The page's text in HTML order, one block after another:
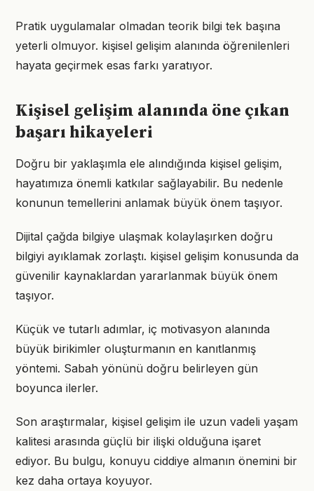
Pratik uygulamalar olmadan teorik bilgi tek başına
yeterli olmuyor. kişisel gelişim alanında öğrenilenleri
hayata geçirmek esas farkı yaratıyor.
Kişisel gelişim alanında öne çıkan
başarı hikayeleri
Doğru bir yaklaşımla ele alındığında kişisel gelişim,
hayatımıza önemli katkılar sağlayabilir. Bu nedenle
konunun temellerini anlamak büyük önem taşıyor.
Dijital çağda bilgiye ulaşmak kolaylaşırken doğru
bilgiyi ayıklamak zorlaştı. kişisel gelişim konusunda da
güvenilir kaynaklardan yararlanmak büyük önem
taşıyor.
Küçük ve tutarlı adımlar, iç motivasyon alanında
büyük birikimler oluşturmanın en kanıtlanmış
yöntemi. Sabah yönünü doğru belirleyen gün
boyunca ilerler.
Son araştırmalar, kişisel gelişim ile uzun vadeli yaşam
kalitesi arasında güçlü bir ilişki olduğuna işaret
ediyor. Bu bulgu, konuyu ciddiye almanın önemini bir
kez daha ortaya koyuyor.